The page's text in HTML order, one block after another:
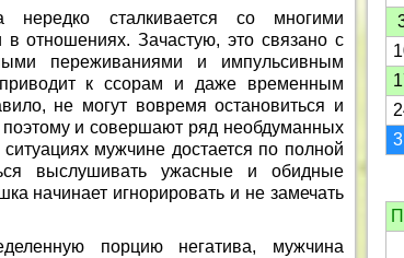
нередко сталкивается со многими
в отношениях. Зачастую, это связано с
переживаниями и импульсивным
к ссорам и даже временным
не могут вовремя остановиться и
поэтому и совершают ряд необдуманных
мужчине достается по полной
выслушивать ужасные и обидные
начинает игнорировать и не замечать
порцию негатива, мужчина